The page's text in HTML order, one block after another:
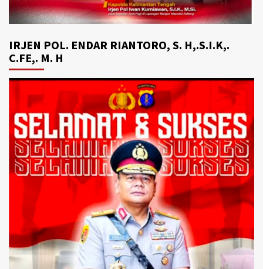
IRJEN POL. ENDAR RIANTORO, S. H,.S.I.K,.
C.FE,. M. H